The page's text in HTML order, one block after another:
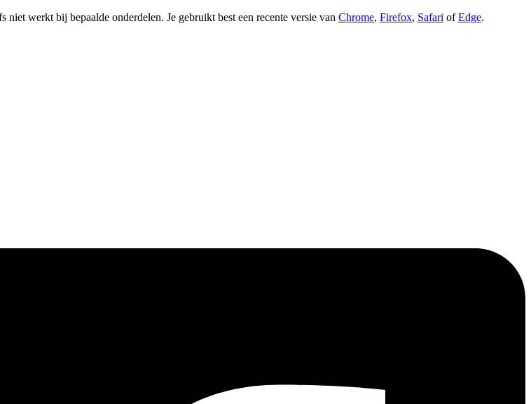
werkt bij bepaalde onderdelen. Je gebruikt best een recente versie van Chrome, Firefox, Safari ofEdge.